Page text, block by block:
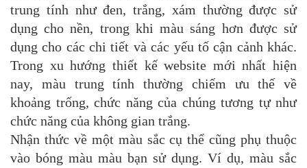
trung tính như đen, trắng, xám thường được sử
dụng cho nền, trong khi màu sáng hơn được sử
dụng cho các chi tiết và các yếu tố cận cảnh khác.
Trong xu hướng thiết kế website mới nhất hiện
nay, màu trung tính thường chiếm ưu thế về
khoảng trống, chức năng của chúng tương tự như
chức năng của không gian trắng.
Nhận thức về một màu sắc cụ thể cũng phụ thuộc
vào bóng màu màu bạn sử dụng. Ví dụ, màu sắc